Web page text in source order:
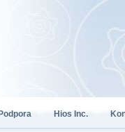
Podpora Hios Inc.